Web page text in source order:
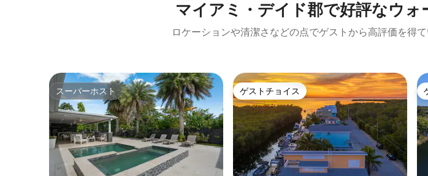
マイアミ・デイド郡で好評なウ
ロケーションや清潔さなどの点でゲストから高評価を得
スーパーホスト
スーパーホスト ゲストチョイス
ゲストチョイス